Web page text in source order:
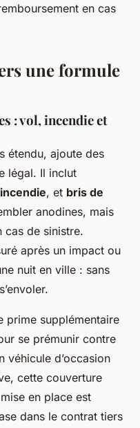
en cas
une formule
: vol, incendie et
étendu, ajoute des
légal. Il inclut
incendie, et bris de
anodines, mais
cas de sinistre.
après un impact ou
nuit en ville : sans
prime supplémentaire
se prémunir contre
véhicule d’occasion
cette couverture
en place est
dans le contrat tiers